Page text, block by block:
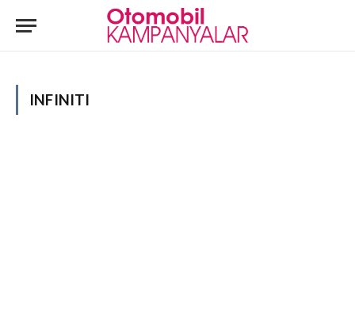
INFINITI